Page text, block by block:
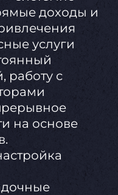
доходы и
услуги
работу с
на основе